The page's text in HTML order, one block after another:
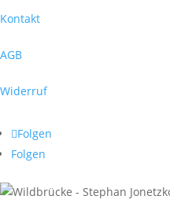
Kontakt
AGB
Widerruf
Folgen
Folgen